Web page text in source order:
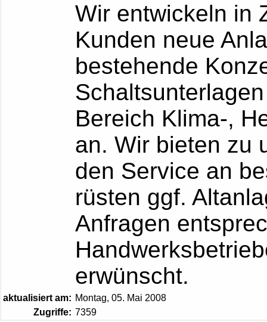
Wir entwickeln in
Kunden neue
bestehende
Bereich Klima-,
an. Wir bieten zu
den Service an
rüsten ggf.
Anfragen
erwünscht.
aktualisiert am: Montag, 05. Mai 2008
Zugriffe: 7359